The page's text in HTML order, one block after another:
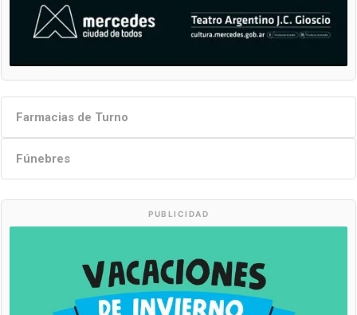
Farmacias de Turno
Fúnebres
PUBLICIDAD